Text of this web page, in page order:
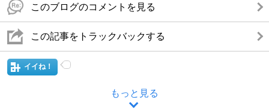
このブログのコメントを見る
この記事をトラックバックする
イイね！
もっと見る